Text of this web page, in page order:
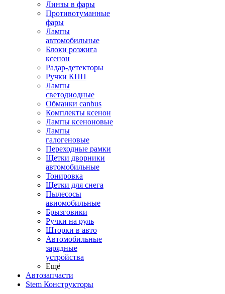
Линзы в фары
Противотуманные
фары
Лампы
автомобильные
Блоки розжига
ксенон
Радар-детекторы
Ручки КПП
Лампы
светодиодные
Обманки canbus
Комплекты ксенон
Лампы ксеноновые
Лампы
галогеновые
Переходные рамки
Щетки дворники
автомобильные
Тонировка
Щетки для снега
Пылесосы
авиомобильные
Брызговики
Ручки на руль
Шторки в авто
Автомобильные
зарядные
устройства
Ещё
Автозапчасти
Stem Конструкторы